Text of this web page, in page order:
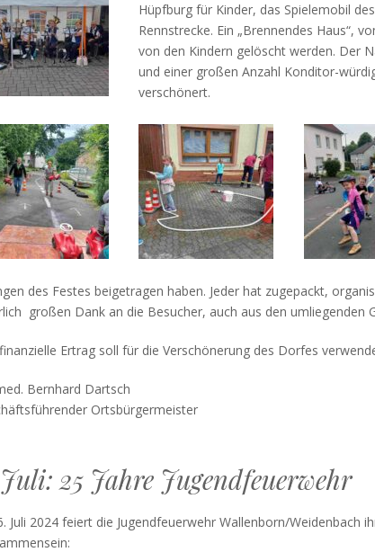
Hüpfburg für Kinder, das Spielemobil
Rennstrecke. Ein „Brennendes Haus“,
von den Kindern gelöscht werden. Der
und einer großen Anzahl Konditor-
verschönert.
des Festes beigetragen haben. Jeder hat zugepackt,
großen Dank an die Besucher, auch aus den umliegenden
Ertrag soll für die Verschönerung des Dorfes
Bernhard Dartsch
Ortsbürgermeister
25 Jahre Jugendfeuerwehr
Juli 2024 feiert die Jugendfeuerwehr Wallenborn/Weidenbach